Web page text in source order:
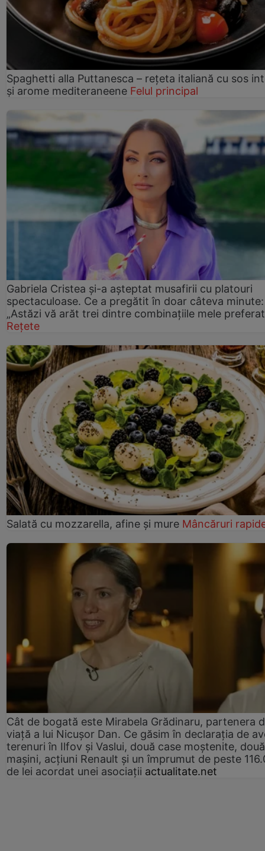
Spaghetti alla Puttanesca – rețeta italiană cu sos
și arome mediteraneene Felul principal
Gabriela Cristea și-a așteptat musafirii cu platouri
spectaculoase. Ce a pregătit în doar câteva minute:
„Astăzi vă arăt trei dintre combinațiile mele
Rețete
Salată cu mozzarella, afine și mure Mâncăruri
Cât de bogată este Mirabela Grădinaru, partenera
viață a lui Nicușor Dan. Ce găsim în declarația de
terenuri în Ilfov și Vaslui, două case moștenite, două
mașini, acțiuni Renault și un împrumut de peste
de lei acordat unei asociații actualitate.net